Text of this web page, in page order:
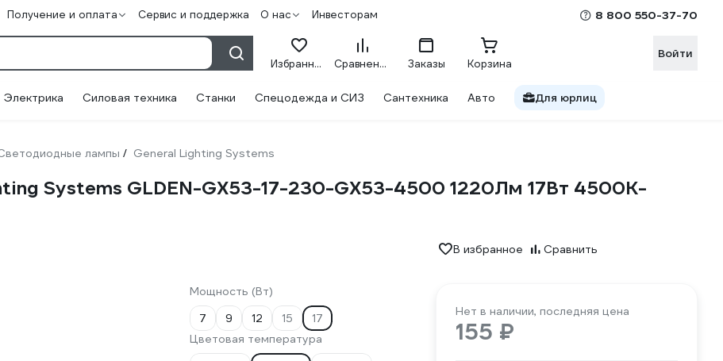
Получение и оплата Сервис и поддержка О нас Инвесторам 8 800 550-37-70
Избранное Сравнение Заказы Корзина
Войти
Электрика Силовая техника Станки Спецодежда и СИЗ Сантехника Авто Для юрлиц
лампы / General Lighting Systems
Systems GLDEN-GX53-17-230-GX53-4500 1220Лм 17Вт 4500K-
В избранное Сравнить
Мощность (Вт)
7
9 12 15
17
Цветовая температура
Нет в наличии, последняя цена
155 ₽